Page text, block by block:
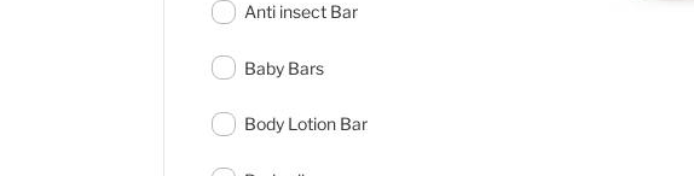
Anti insect Bar
Baby Bars
Body Lotion Bar